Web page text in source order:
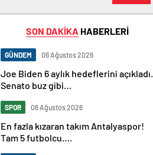
SON DAKİKA HABERLERİ
GÜNDEM 06 Ağustos 2026
Joe Biden 6 aylık hedeflerini açıkladı.
Senato buz gibi…
SPOR 06 Ağustos 2026
En fazla kızaran takım Antalyaspor!
Tam 5 futbolcu….